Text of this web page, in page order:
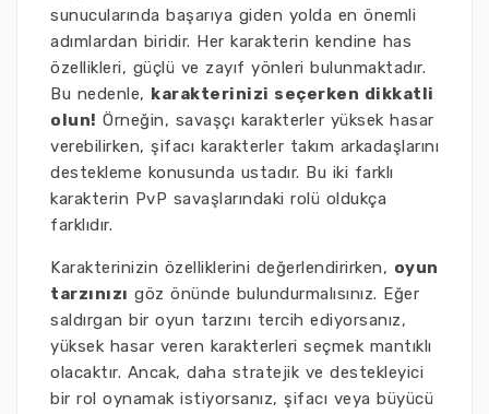
sunucularında başarıya giden yolda en önemli
adımlardan biridir. Her karakterin kendine has
özellikleri, güçlü ve zayıf yönleri bulunmaktadır.
Bu nedenle, karakterinizi seçerken dikkatli
olun! Örneğin, savaşçı karakterler yüksek hasar
verebilirken, şifacı karakterler takım arkadaşlarını
destekleme konusunda ustadır. Bu iki farklı
karakterin PvP savaşlarındaki rolü oldukça
farklıdır.
Karakterinizin özelliklerini değerlendirirken, oyun
tarzınızı göz önünde bulundurmalısınız. Eğer
saldırgan bir oyun tarzını tercih ediyorsanız,
yüksek hasar veren karakterleri seçmek mantıklı
olacaktır. Ancak, daha stratejik ve destekleyici
bir rol oynamak istiyorsanız, şifacı veya büyücü